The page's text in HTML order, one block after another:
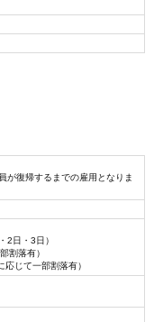
が復帰するまでの雇用となりま
2日・3日）
割落有）
じて一部割落有）